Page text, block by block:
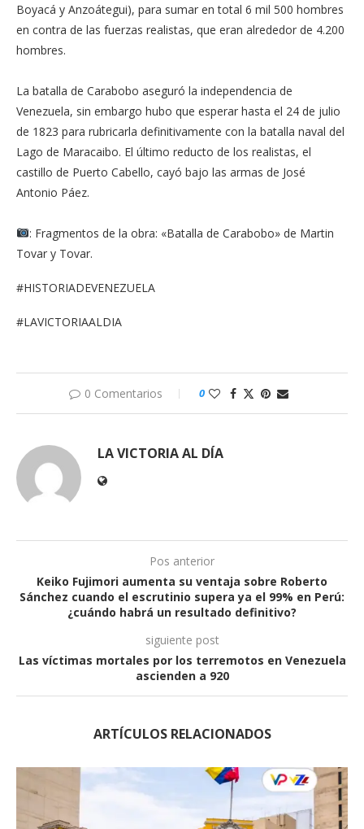
Boyacá y Anzoátegui), para sumar en total 6 mil 500 hombres
en contra de las fuerzas realistas, que eran alrededor de 4.200
hombres.
La batalla de Carabobo aseguró la independencia de
Venezuela, sin embargo hubo que esperar hasta el 24 de julio
de 1823 para rubricarla definitivamente con la batalla naval del
Lago de Maracaibo. El último reducto de los realistas, el
castillo de Puerto Cabello, cayó bajo las armas de José
Antonio Páez.
: Fragmentos de la obra: «Batalla de Carabobo» de Martin
Tovar y Tovar.
#HISTORIADEVENEZUELA
#LAVICTORIAALDIA
0 Comentarios 0
LA VICTORIA AL DÍA
Pos anterior
Keiko Fujimori aumenta su ventaja sobre Roberto
Sánchez cuando el escrutinio supera ya el 99% en Perú:
¿cuándo habrá un resultado definitivo?
siguiente post
Las víctimas mortales por los terremotos en Venezuela
ascienden a 920
ARTÍCULOS RELACIONADOS